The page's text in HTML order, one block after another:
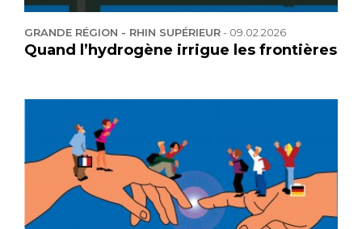
GRANDE RÉGION - RHIN SUPÉRIEUR- 09.02.2026
Quand l’hydrogène irrigue les frontières